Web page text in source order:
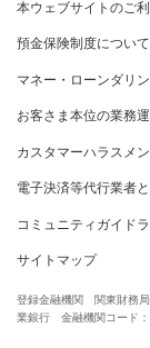
本ウェブサイトのご
預金保険制度について
マネー・ローンダリ
お客さま本位の業務
カスタマーハラスメ
電子決済等代行業者
コミュニティガイド
サイトマップ
登録金融機関 関東財務
業銀行 金融機関コード